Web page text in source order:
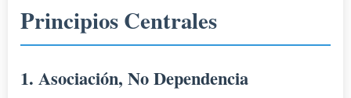
Principios Centrales
1. Asociación, No Dependencia